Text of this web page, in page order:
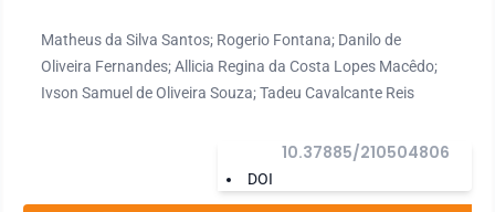
Matheus da Silva Santos; Rogerio Fontana; Danilo de
Oliveira Fernandes; Allicia Regina da Costa Lopes Macêdo;
Ivson Samuel de Oliveira Souza; Tadeu Cavalcante Reis
DOI
10.37885/210504806